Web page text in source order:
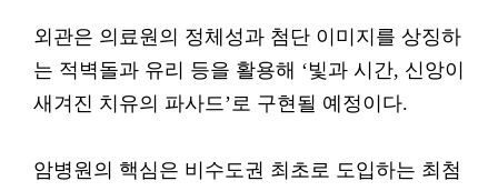
외관은 의료원의 정체성과 첨단 이미지를 상징하
는 적벽돌과 유리 등을 활용해 ‘빛과 시간, 신앙이
새겨진 치유의 파사드’로 구현될 예정이다.
암병원의 핵심은 비수도권 최초로 도입하는 최첨